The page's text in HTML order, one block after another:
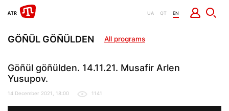
UA QT EN
GÖÑÜL GÖÑÜLDEN All programs
Göñül göñülden. 14.11.21. Musafir Arlen
Yusupov.
14 December 2021, 18:00 1141